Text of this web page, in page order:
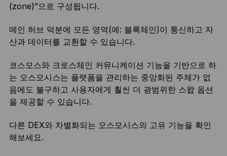
(zone)”으로 구성됩니다.
메인 허브 덕분에 모든 영역(예: 블록체인)이 통신하고 자
산과 데이터를 교환할 수 있습니다.
코스모스와 크로스체인 커뮤니케이션 기능을 기반으로 하
는 오스모시스는 플랫폼을 관리하는 중앙화된 주체가 없
음에도 불구하고 사용자에게 훨씬 더 광범위한 스왑 옵션
을 제공할 수 있습니다.
다른 DEX와 차별화되는 오스모시스의 고유 기능을 확인
해보세요.